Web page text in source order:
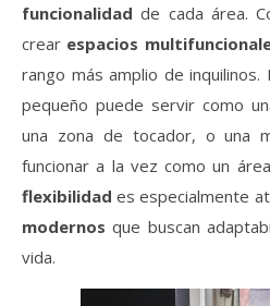
funcionalidad de cada área.
crear espacios
rango más amplio de
pequeño puede servir como
una zona de tocador, o una
funcionar a la vez como un
flexibilidad es especialmente
modernos que buscan
vida.